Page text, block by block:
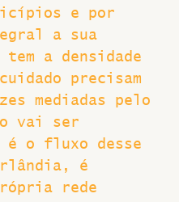
e por
a sua
tem a densidade
precisam
mediadas pelo
vai ser
é o fluxo desse
é
rede